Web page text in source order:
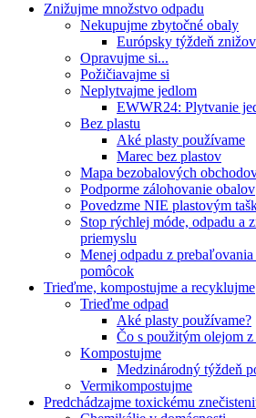
Znižujme množstvo odpadu
Nekupujme zbytočné obaly
Európsky týždeň
Opravujme si...
Požičiavajme si
Neplytvajme jedlom
EWWR24: Plytvanie
Bez plastu
Aké plasty používame
Marec bez plastov
Mapa bezobalových
Podporme zálohovanie obalov
Povedzme NIE plastovým
Stop rýchlej móde, odpadu a
priemyslu
Menej odpadu z prebaľovania
pomôcok
Trieďme, kompostujme a recyklujme
Trieďme odpad
Aké plasty používame?
Čo s použitým olejom
Kompostujme
Medzinárodný týždeň
Vermikompostujme
Predchádzajme toxickému